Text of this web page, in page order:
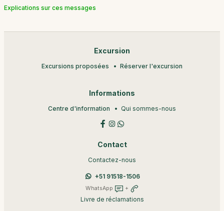
Explications sur ces messages
Excursion
Excursions proposées Réserver l'excursion
Informations
Centre d'information Qui sommes-nous
Contact
Contactez-nous
+51 91518-1506
WhatsApp +
Livre de réclamations